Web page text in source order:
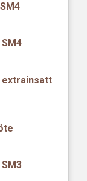
extrainsatt